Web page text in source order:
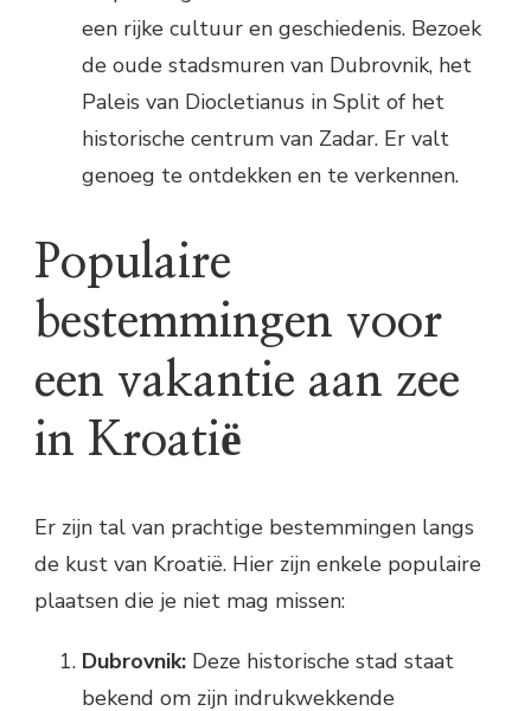
een rijke cultuur en geschiedenis. Bezoek
de oude stadsmuren van Dubrovnik, het
Paleis van Diocletianus in Split of het
historische centrum van Zadar. Er valt
genoeg te ontdekken en te verkennen.
Populaire
bestemmingen voor
een vakantie aan zee
in Kroatië
Er zijn tal van prachtige bestemmingen langs
de kust van Kroatië. Hier zijn enkele populaire
plaatsen die je niet mag missen:
Dubrovnik: Deze historische stad staat
bekend om zijn indrukwekkende